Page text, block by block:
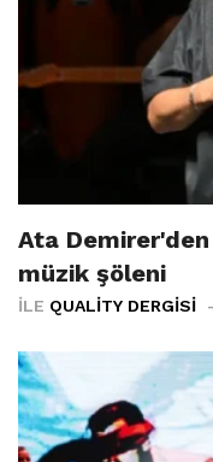
Ata
müzik şöleni
İLE QUALITY DERGISI